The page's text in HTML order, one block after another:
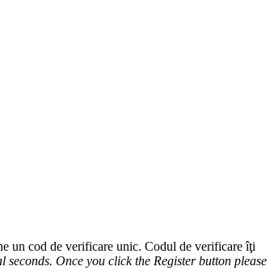
un cod de verificare unic. Codul de verificare îţi
seconds. Once you click the Register button please